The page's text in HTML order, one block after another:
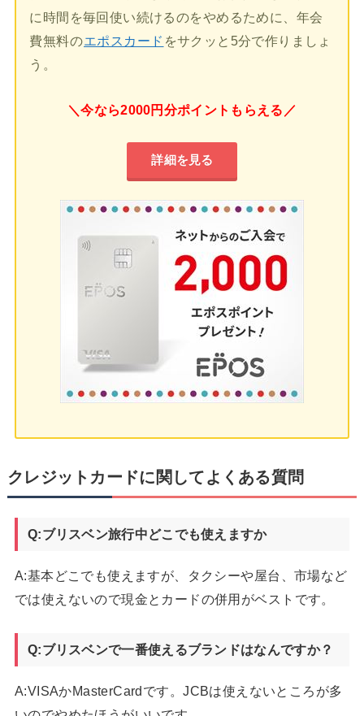
に時間を毎回使い続けるのをやめるために、年会
費無料のエポスカード をサクッと5分で作りましょ
う。
＼今なら2000円分ポイントもらえる／
詳細を見る
クレジットカードに関してよくある質問
Q:ブリスベン旅行中どこでも使えますか
A:基本どこでも使えますが、タクシーや屋台、市場など
では使えないので現金とカードの併用がベストです。
Q:ブリスベンで一番使えるブランドはなんですか？
A:VISAかMasterCardです。JCBは使えないところが多